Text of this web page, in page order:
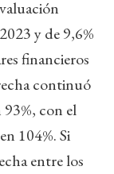
y de 9,6%
financieros
continuó
con el
en 104%. Si
entre los